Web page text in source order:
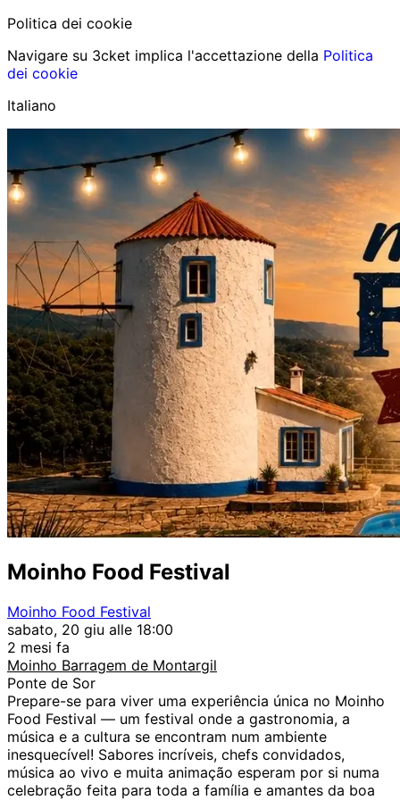
Politica dei cookie
Navigare su 3cket implica l'accettazione della Politica
dei cookie
Italiano
Moinho Food Festival
Moinho Food Festival
sabato, 20 giu alle 18:00
2 mesi fa
Moinho Barragem de Montargil
Ponte de Sor
Prepare-se para viver uma experiência única no Moinho
Food Festival — um festival onde a gastronomia, a
música e a cultura se encontram num ambiente
inesquecível! Sabores incríveis, chefs convidados,
música ao vivo e muita animação esperam por si numa
celebração feita para toda a família e amantes da boa